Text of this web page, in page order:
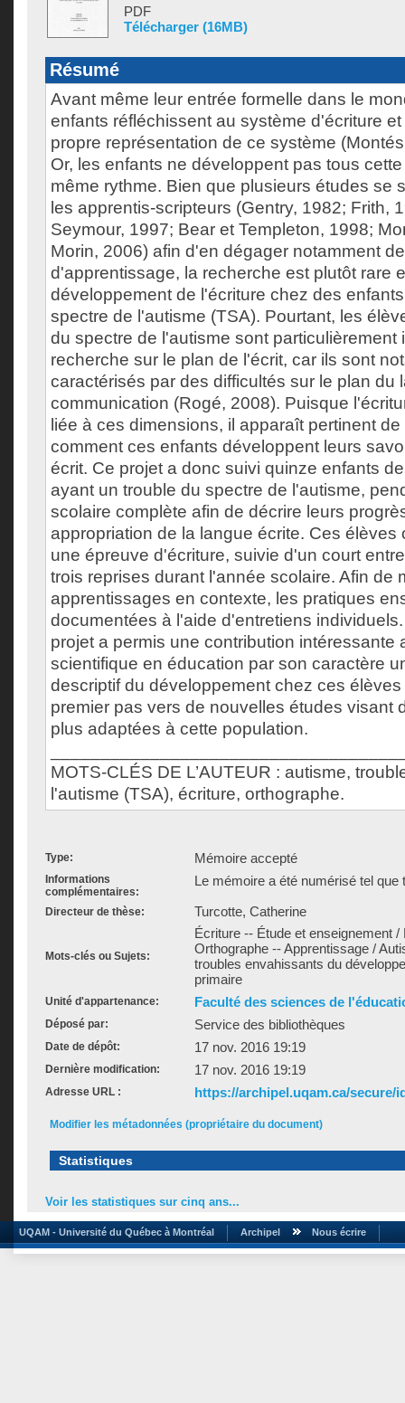
PDF
Télécharger (16MB)
Résumé
Avant même leur entrée formelle dans le
enfants réfléchissent au système d'écriture
propre représentation de ce système
Or, les enfants ne développent pas tous
même rythme. Bien que plusieurs études se
les apprentis-scripteurs (Gentry, 1982; Frith,
Seymour, 1997; Bear et Templeton, 1998;
Morin, 2006) afin d'en dégager notamment
d'apprentissage, la recherche est plutôt rare
développement de l'écriture chez des
spectre de l'autisme (TSA). Pourtant, les
du spectre de l'autisme sont particulièrement
recherche sur le plan de l'écrit, car ils sont
caractérisés par des difficultés sur le plan du
communication (Rogé, 2008). Puisque
liée à ces dimensions, il apparaît pertinent
comment ces enfants développent leurs
écrit. Ce projet a donc suivi quinze enfants
ayant un trouble du spectre de l'autisme,
scolaire complète afin de décrire leurs
appropriation de la langue écrite. Ces élèves
une épreuve d'écriture, suivie d'un court
trois reprises durant l'année scolaire. Afin de
apprentissages en contexte, les pratiques
documentées à l'aide d'entretiens
projet a permis une contribution intéressante
scientifique en éducation par son caractère
descriptif du développement chez ces
premier pas vers de nouvelles études visant
plus adaptées à cette population.
MOTS-CLÉS DE L’AUTEUR : autisme,
l'autisme (TSA), écriture, orthographe.
Type: Mémoire accepté
Informations
complémentaires:
Le mémoire a été numérisé tel que
Directeur de thèse: Turcotte, Catherine
Mots-clés ou Sujets:
Écriture -- Étude et enseignement
Orthographe -- Apprentissage /
troubles envahissants du
primaire
Unité d'appartenance: Faculté des sciences de
Déposé par: Service des bibliothèques
Date de dépôt: 17 nov. 2016 19:19
Dernière modification: 17 nov. 2016 19:19
Adresse URL : https://archipel.uqam.ca/secure/
Modifier les métadonnées (propriétaire du document)
Statistiques
Voir les statistiques sur cinq ans...
UQAM - Université du Québec à Montréal Archipel Nous écrire